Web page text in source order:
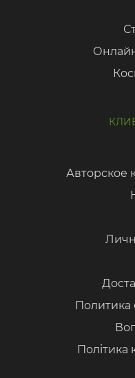
Авторское
Политика
Політика